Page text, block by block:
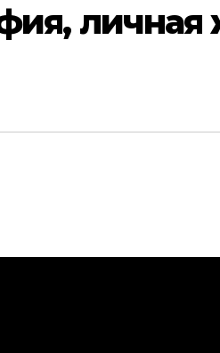
личная